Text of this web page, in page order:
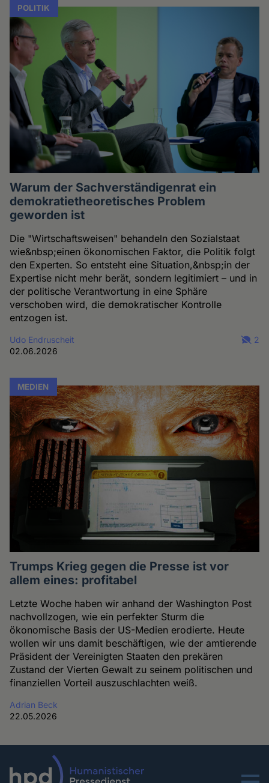
POLITIK
Warum der Sachverständigenrat ein
demokratietheoretisches Problem
geworden ist
Die "Wirtschaftsweisen" behandeln den Sozialstaat
wie&nbsp;einen ökonomischen Faktor, die Politik folgt
den Experten. So entsteht eine Situation,&nbsp;in der
Expertise nicht mehr berät, sondern legitimiert – und in
der politische Verantwortung in eine Sphäre
verschoben wird, die demokratischer Kontrolle
entzogen ist.
Udo Endruscheit
02.06.2026
2
MEDIEN
Trumps Krieg gegen die Presse ist vor
allem eines: profitabel
Letzte Woche haben wir anhand der Washington Post
nachvollzogen, wie ein perfekter Sturm die
ökonomische Basis der US-Medien erodierte. Heute
wollen wir uns damit beschäftigen, wie der amtierende
Präsident der Vereinigten Staaten den prekären
Zustand der Vierten Gewalt zu seinem politischen und
finanziellen Vorteil auszuschlachten weiß.
Adrian Beck
22.05.2026